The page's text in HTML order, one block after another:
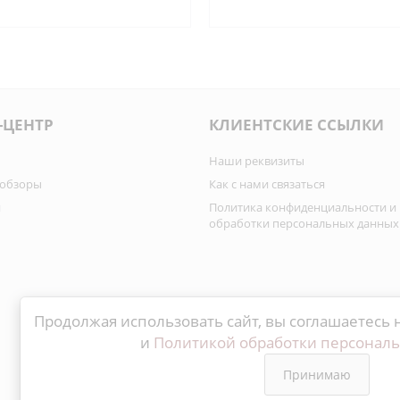
Продолжая использовать сайт, вы соглашаетесь
и Политикой обработки
Принимаю
КЛИЕНТСКИЕ ССЫЛКИ
Наши реквизиты
Как с нами связаться
Политика конфиденциальности и
обработки персональных данных